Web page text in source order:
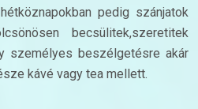
pedig szánjatok
becsülitek,szeretitek
személyes beszélgetésre akár
kávé vagy tea mellett.